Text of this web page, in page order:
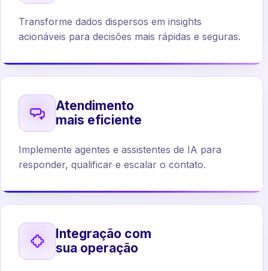
Transforme dados dispersos em insights
acionáveis para decisões mais rápidas e seguras.
Atendimento
mais eficiente
Implemente agentes e assistentes de IA para
responder, qualificar e escalar o contato.
Integração com
sua operação